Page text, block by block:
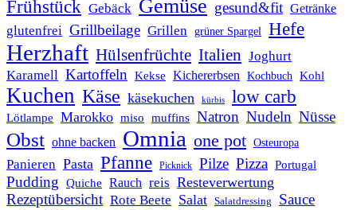
Frühstück Gebäck Gemüse gesund&fit Getränke
glutenfrei Grillbeilage Grillen grüner Spargel Hefe
Herzhaft Hülsenfrüchte Italien Joghurt
Karamell Kartoffeln Kekse Kichererbsen Kochbuch Kohl
Kuchen Käse käsekuchen kürbis low carb
Lötlampe Marokko miso muffins Natron Nudeln Nüsse
Obst ohne backen Omnia one pot Osteuropa
Panieren Pasta Pfanne Picknick Pilze Pizza Portugal
Pudding Quiche Rauch reis Resteverwertung
Rezeptübersicht Rote Beete Salat Salatdressing Sauce